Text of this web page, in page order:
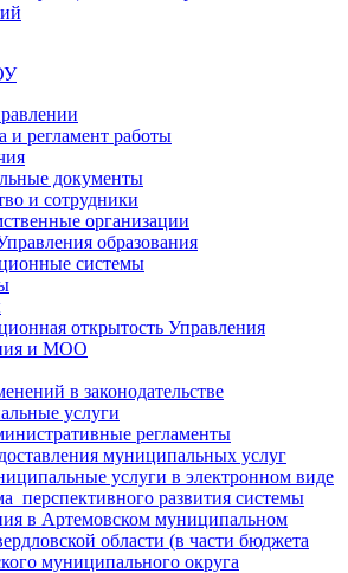
и регламент работы
документы
и сотрудники
организации
образования
системы
открытость Управления
и МОО
в законодательстве
услуги
регламенты
муниципальных услуг
услуги в электронном виде
перспективного развития системы
в Артемовском муниципальном
области (в части бюджета
муниципального округа